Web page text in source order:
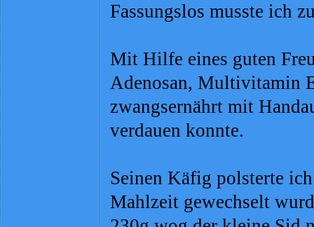
Fassungslos musste ich
Mit Hilfe eines guten
Adenosan, Multivitamin
zwangsernährt mit
verdauen konnte.
Seinen Käfig polsterte
Mahlzeit gewechselt